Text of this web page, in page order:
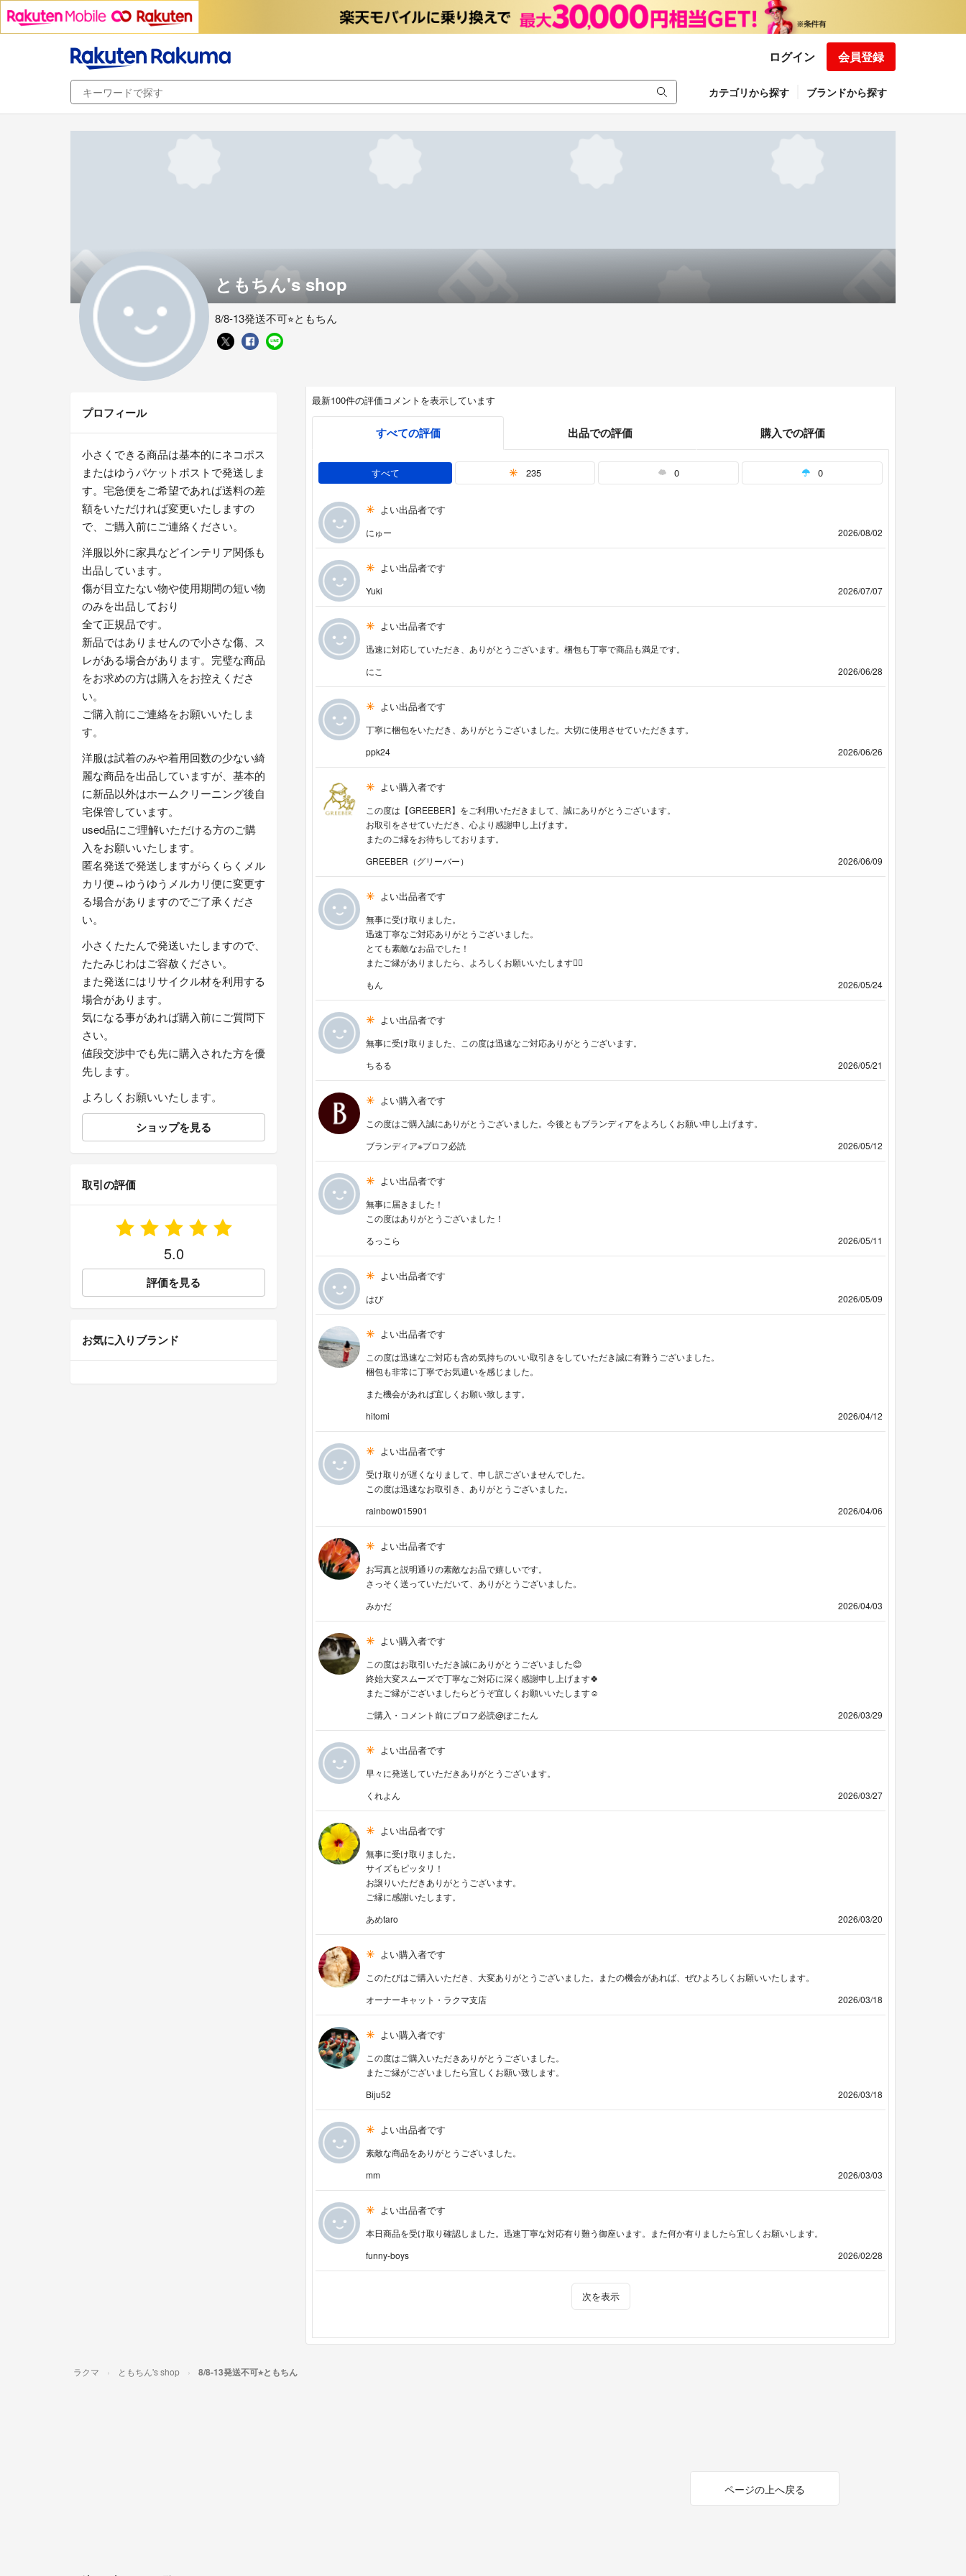
ログイン 会員登録
カテゴリから探す ブランドから探す
ともちん's shop
8/8-13発送不可⭐︎ともちん
最新100件の評価コメントを表示しています
すべての評価 出品での評価 購入での評価
すべて 235 0 0
よい出品者です
にゅー 2026/08/02
よい出品者です
Yuki 2026/07/07
よい出品者です
迅速に対応していただき、ありがとうございます。梱包も丁寧で商品も満足です。
にこ
2026/06/28
よい出品者です
丁寧に梱包をいただき、ありがとうございました。大切に使用させていただきます。
ppk24
2026/06/26
よい購入者です
この度は【GREEBER】をご利用いただきまして、誠にありがとうございます。
お取引をさせていただき、心より感謝申し上げます。
またのご縁をお待ちしております。
GREEBER（グリーバー）
2026/06/09
よい出品者です
無事に受け取りました。
迅速丁寧なご対応ありがとうございました。
とても素敵なお品でした！
またご縁がありましたら、よろしくお願いいたします🙇‍♀️
もん
2026/05/24
よい出品者です
無事に受け取りました、この度は迅速なご対応ありがとうございます。
ちるる
2026/05/21
よい購入者です
この度はご購入誠にありがとうございました。今後ともブランディアをよろしくお願い申し上げます。
ブランディア※プロフ必読
2026/05/12
よい出品者です
無事に届きました！
この度はありがとうございました！
るっこら
2026/05/11
よい出品者です
はぴ 2026/05/09
よい出品者です
この度は迅速なご対応も含め気持ちのいい取引きをしていただき誠に有難うございました。
梱包も非常に丁寧でお気遣いを感じました。
また機会があれば宜しくお願い致します。
hitomi
2026/04/12
よい出品者です
受け取りが遅くなりまして、申し訳ございませんでした。
この度は迅速なお取引き、ありがとうございました。
rainbow015901
2026/04/06
よい出品者です
お写真と説明通りの素敵なお品で嬉しいです。
さっそく送っていただいて、ありがとうございました。
みかだ
2026/04/03
よい購入者です
この度はお取引いただき誠にありがとうございました😊
終始大変スムーズで丁寧なご対応に深く感謝申し上げます🍀
またご縁がございましたらどうぞ宜しくお願いいたします☺️
ご購入・コメント前にプロフ必読@ぽこたん
2026/03/29
よい出品者です
早々に発送していただきありがとうございます。
くれよん
2026/03/27
よい出品者です
無事に受け取りました。
サイズもピッタリ！
お譲りいただきありがとうございます。
ご縁に感謝いたします。
あめtaro
2026/03/20
よい購入者です
このたびはご購入いただき、大変ありがとうございました。またの機会があれば、ぜひよろしくお願いいたします。
オーナーキャット・ラクマ支店
2026/03/18
よい購入者です
この度はご購入いただきありがとうございました。
またご縁がございましたら宜しくお願い致します。
Biju52
2026/03/18
よい出品者です
素敵な商品をありがとうございました。
mm
2026/03/03
よい出品者です
本日商品を受け取り確認しました。迅速丁寧な対応有り難う御座います。また何か有りましたら宜しくお願いします。
funny-boys
2026/02/28
次を表示
プロフィール
小さくできる商品は基本的にネコポス
またはゆうパケットポストで発送しま
す。宅急便をご希望であれば送料の差
額をいただければ変更いたしますの
で、ご購入前にご連絡ください。
洋服以外に家具などインテリア関係も
出品しています。
傷が目立たない物や使用期間の短い物
のみを出品しており
全て正規品です。
新品ではありませんので小さな傷、ス
レがある場合があります。完璧な商品
をお求めの方は購入をお控えくださ
い。
ご購入前にご連絡をお願いいたしま
す。
洋服は試着のみや着用回数の少ない綺
麗な商品を出品していますが、基本的
に新品以外はホームクリーニング後自
宅保管しています。
used品にご理解いただける方のご購
入をお願いいたします。
匿名発送で発送しますがらくらくメル
カリ便↔︎ゆうゆうメルカリ便に変更す
る場合がありますのでご了承くださ
い。
小さくたたんで発送いたしますので、
たたみじわはご容赦ください。
また発送にはリサイクル材を利用する
場合があります。
気になる事があれば購入前にご質問下
さい。
値段交渉中でも先に購入された方を優
先します。
よろしくお願いいたします。
ショップを見る
取引の評価
5.0
評価を見る
お気に入りブランド
ラクマ ともちん's shop 8/8-13発送不可⭐︎ともちん
ページの上へ戻る